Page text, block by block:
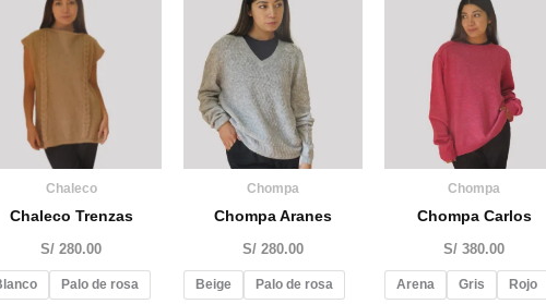
Chaleco
Chaleco Trenzas
S/ 280.00
Palo de rosa
Chompa
Chompa Aranes
S/280.00
Beige Palo de rosa
Chompa
Chompa Carlos
S/ 380.00
Arena Gris Rojo